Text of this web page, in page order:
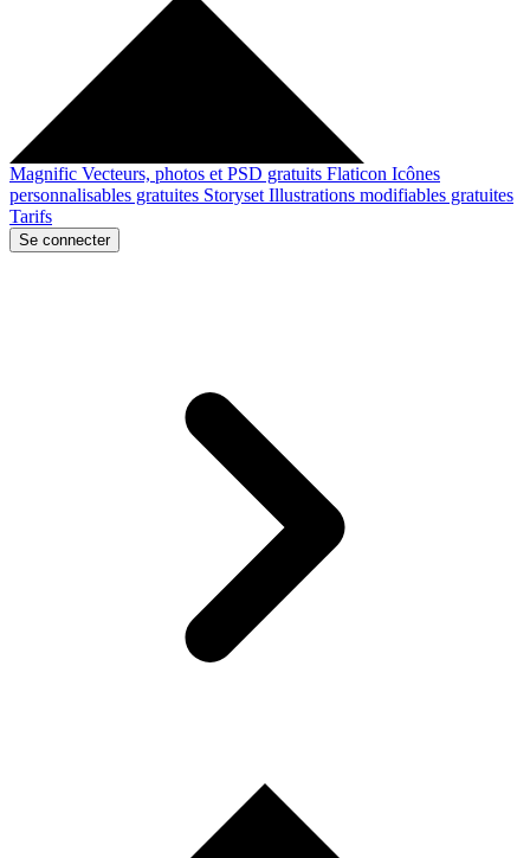
Magnific Vecteurs, photos et PSD gratuits Flaticon Icônes
personnalisables gratuites Storyset Illustrations modifiables gratuites
Tarifs
Se connecter